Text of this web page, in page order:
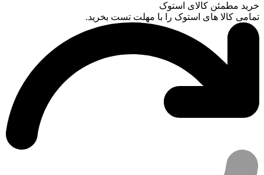
خرید مطمئن کالای استوک
تمامی کالا های استوک را با مهلت تست بخرید.